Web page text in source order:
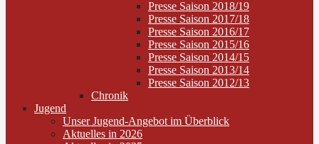
Presse Saison 2018/19
Presse Saison 2017/18
Presse Saison 2016/17
Presse Saison 2015/16
Presse Saison 2014/15
Presse Saison 2013/14
Presse Saison 2012/13
Chronik
Jugend
Unser Jugend-Angebot im Überblick
Aktuelles in 2026